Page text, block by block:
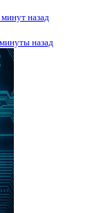
назад
назад